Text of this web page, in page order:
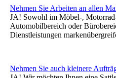
Nehmen Sie Arbeiten an allen
JA! Sowohl im Möbel-,
Automobilbereich oder
Dienstleistungen
Nehmen Sie auch kleinere